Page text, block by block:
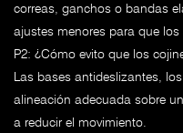
correas, ganchos o bandas
ajustes menores para que
P2: ¿Cómo evito que los
Las bases antideslizantes,
alineación adecuada sobre
a reducir el movimiento.